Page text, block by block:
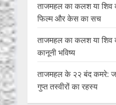
ताजमहल का कलश या शिव
फिल्म और केस का सच
ताजमहल का कलश या शिव
कानूनी भविष्य
ताजमहल के २२ बंद कमरे:
गुप्त तस्वीरों का रहस्य